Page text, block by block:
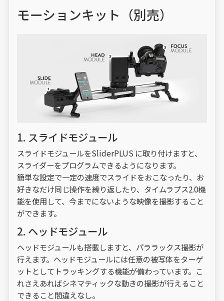
モーションキット（別売）
1. スライドモジュール
スライドモジュールをSliderPLUS に取り付けますと、
スライダーをプログラムできるようになります。
簡単な設定で一定の速度でスライドをおこなったり、お
好きなだけ同じ操作を繰り返したり、タイムラプス2.0機
能を使用して、今までにないような映像を撮影すること
ができます。
2. ヘッドモジュール
ヘッドモジュールも搭載しますと、パララックス撮影が
行えます。ヘッドモジュールには任意の被写体をターゲ
ットとしてトラッキングする機能が備わっています。こ
れさえあればシネマティックな動きの撮影が行えること
できること間違えなし。